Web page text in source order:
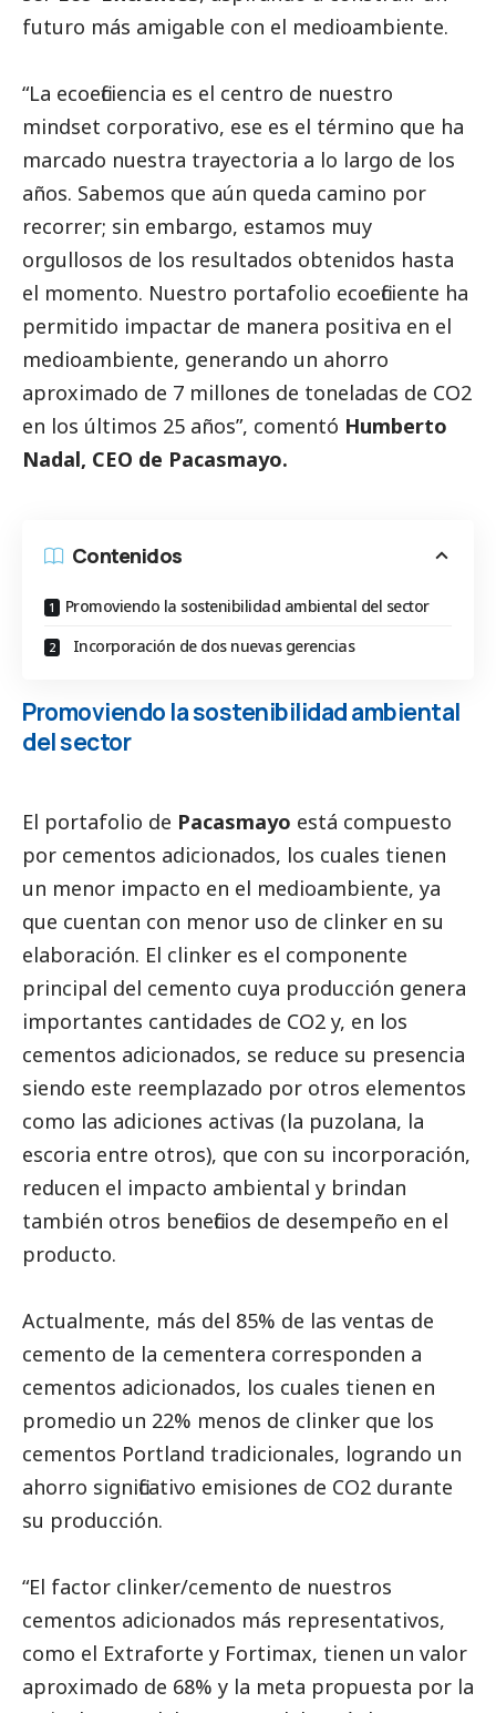
futuro más amigable con el medioambiente.
“La ecoeficiencia es el centro de nuestro
mindset corporativo, ese es el término que ha
marcado nuestra trayectoria a lo largo de los
años. Sabemos que aún queda camino por
recorrer; sin embargo, estamos muy
orgullosos de los resultados obtenidos hasta
el momento. Nuestro portafolio ecoeficiente ha
permitido impactar de manera positiva en el
medioambiente, generando un ahorro
aproximado de 7 millones de toneladas de CO2
en los últimos 25 años”, comentó Humberto
Nadal, CEO de Pacasmayo.
Contenidos
Promoviendo la sostenibilidad ambiental del sector
Incorporación de dos nuevas gerencias
Promoviendo la sostenibilidad ambiental
del sector
El portafolio de Pacasmayo está compuesto
por cementos adicionados, los cuales tienen
un menor impacto en el medioambiente, ya
que cuentan con menor uso de clinker en su
elaboración. El clinker es el componente
principal del cemento cuya producción genera
importantes cantidades de CO2 y, en los
cementos adicionados, se reduce su presencia
siendo este reemplazado por otros elementos
como las adiciones activas (la puzolana, la
escoria entre otros), que con su incorporación,
reducen el impacto ambiental y brindan
también otros beneficios de desempeño en el
producto.
Actualmente, más del 85% de las ventas de
cemento de la cementera corresponden a
cementos adicionados, los cuales tienen en
promedio un 22% menos de clinker que los
cementos Portland tradicionales, logrando un
ahorro significativo emisiones de CO2 durante
su producción.
“El factor clinker/cemento de nuestros
cementos adicionados más representativos,
como el Extraforte y Fortimax, tienen un valor
aproximado de 68% y la meta propuesta por la